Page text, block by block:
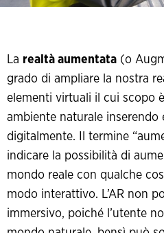
La realtà aumentata (o
grado di ampliare la nostra
elementi virtuali il cui scopo
ambiente naturale inserendo
digitalmente. Il termine
indicare la possibilità di
mondo reale con qualche
modo interattivo. L’AR non
immersivo, poiché l’utente